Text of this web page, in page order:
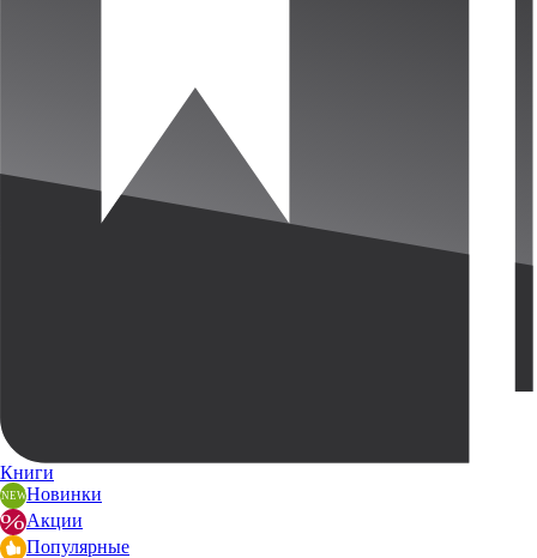
Книги
Новинки
Акции
Популярные